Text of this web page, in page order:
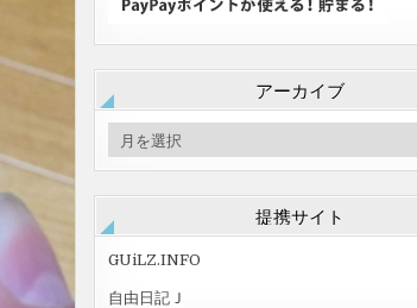
アーカイブ
ー
ブ
提携サイト
GUiLZ.INFO
自由日記Ｊ